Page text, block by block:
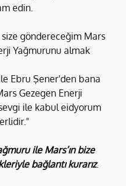
edin.
göndereceğim Mars
Yağmurunu almak
Ebru Şener'den bana
Gezegen Enerji
ile kabul eidyorum
ile Mars’ın bize
bağlantı kurarız.